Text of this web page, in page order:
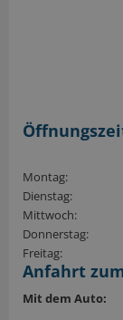
Montag:
Dienstag:
Mittwoch:
Donnerstag:
Freitag:
Anfahrt
Mit dem Auto: